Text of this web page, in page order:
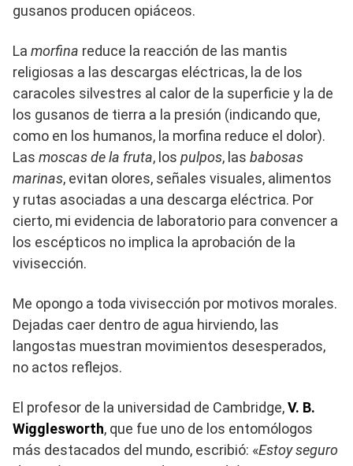
gusanos producen opiáceos.
La morfina reduce la reacción de las mantis
religiosas a las descargas eléctricas, la de los
caracoles silvestres al calor de la superficie y la de
los gusanos de tierra a la presión (indicando que,
como en los humanos, la morfina reduce el dolor).
Las moscas de la fruta, los pulpos, las babosas
marinas, evitan olores, señales visuales, alimentos
y rutas asociadas a una descarga eléctrica. Por
cierto, mi evidencia de laboratorio para convencer a
los escépticos no implica la aprobación de la
vivisección.
Me opongo a toda vivisección por motivos morales.
Dejadas caer dentro de agua hirviendo, las
langostas muestran movimientos desesperados,
no actos reflejos.
El profesor de la universidad de Cambridge,V. B.
Wigglesworth, que fue uno de los entomólogos
más destacados del mundo, escribió: «Estoy seguro